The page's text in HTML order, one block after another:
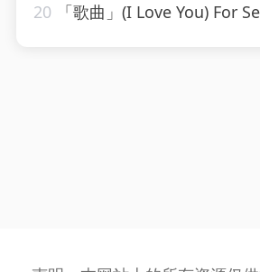
20 「歌曲」(I Love You) For Sentimental